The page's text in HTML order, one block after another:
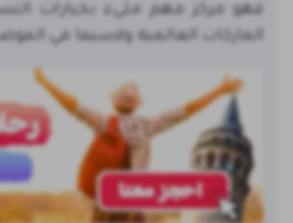
فهو مركز مهم مليء بخيارات
الماركات العالمية ولاسيما في الموضة